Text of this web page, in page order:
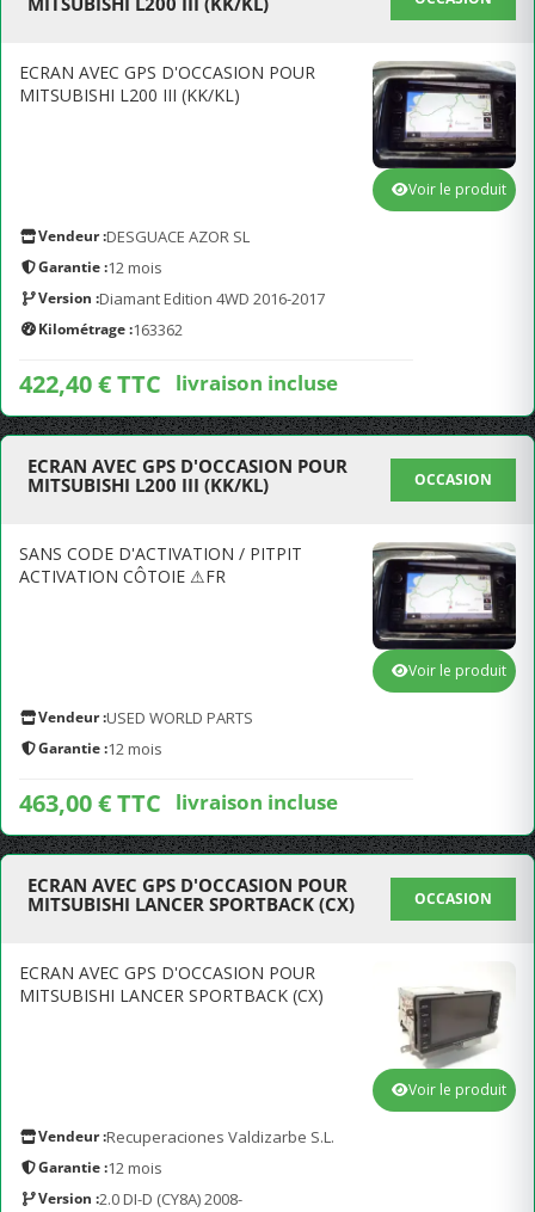
ECRAN AVEC GPS D'OCCASION POUR
MITSUBISHI L200 III (KK/KL)
Vendeur :DESGUACE AZOR SL
Garantie :12 mois
Version :Diamant Edition 4WD 2016-2017
Kilométrage :163362
422,40 € TTC livraison incluse
Voir le produit
ECRAN AVEC GPS D'OCCASION POUR
MITSUBISHI L200 III (KK/KL)
OCCASION
SANS CODE D'ACTIVATION / PITPIT
ACTIVATION CÔTOIE ⚠FR
Vendeur :USED WORLD PARTS
Garantie :12 mois
463,00 € TTC livraison incluse
Voir le produit
ECRAN AVEC GPS D'OCCASION POUR
MITSUBISHI LANCER SPORTBACK (CX)
OCCASION
ECRAN AVEC GPS D'OCCASION POUR
MITSUBISHI LANCER SPORTBACK (CX)
Vendeur :Recuperaciones Valdizarbe S.L.
Garantie :12 mois
Version :2.0 DI-D (CY8A) 2008-
Voir le produit